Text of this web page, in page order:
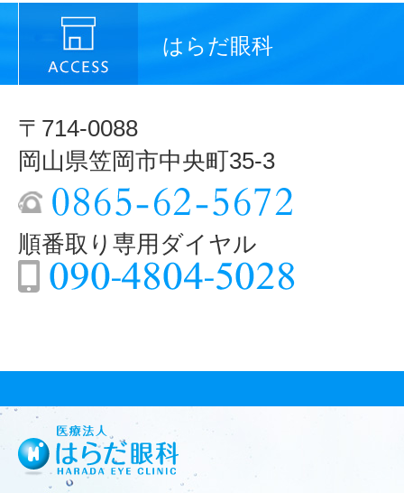
はらだ眼科
〒714-0088
岡山県笠岡市中央町35-3
順番取り専用ダイヤル